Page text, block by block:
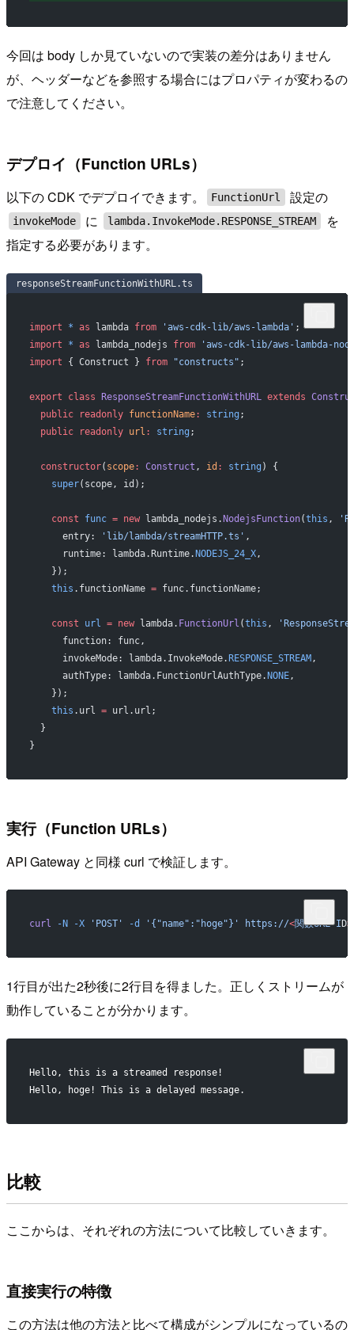
今回は body しか見ていないので実装の差分はありません
が、ヘッダーなどを参照する場合にはプロパティが変わるの
で注意してください。
デプロイ（Function URLs）
以下の CDK でデプロイできます。 FunctionUrl 設定の
invokeMode に lambda.InvokeMode.RESPONSE_STREAM
を
指定する必要があります。
responseStreamFunctionWithURL.ts
import * as lambda from 'aws-cdk-lib/aws-lambda' ;
import * as lambda_nodejs from 'aws-cdk-lib/aws-lambda-
import { Construct } from "constructs" ;
export class ResponseStreamFunctionWithURL extends
  public
readonly functionName: string ;
  public
readonly url : string ;
  constructor
( scope: Construct , id : string ) {
    super
(scope, id);
    const
func = new lambda_nodejs.NodejsFunction(this ,
      entry:
'lib/lambda/streamHTTP.ts' ,
      runtime: lambda.Runtime.
NODEJS_24_X,
    });
    this
.functionName = func.functionName;
    const
url = new lambda. FunctionUrl (this ,
      function: func,
      invokeMode: lambda.InvokeMode.
RESPONSE_STREAM,
      authType: lambda.FunctionUrlAuthType.
NONE,
    });
    this
.url = url.url;
  }
}
実行（Function URLs）
API Gateway と同様 curl で検証します。
curl -N -X 'POST' -d '{"name":"hoge"}' https://<関数URL I D>
1行目が出た2秒後に2行目を得ました。正しくストリームが
動作していることが分かります。
Hello, this is a streamed response!
Hello, hoge! This is a delayed message.
比較
ここからは、それぞれの方法について比較していきます。
直接実行の特徴
この方法は他の方法と比べて構成がシンプルになっているの